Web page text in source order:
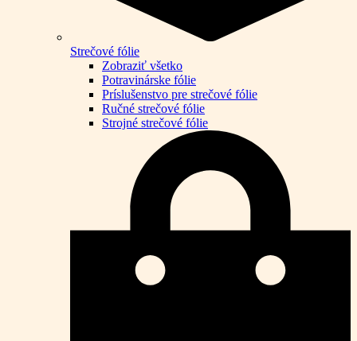
Strečové fólie
Zobraziť všetko
Potravinárske fólie
Príslušenstvo pre strečové fólie
Ručné strečové fólie
Strojné strečové fólie